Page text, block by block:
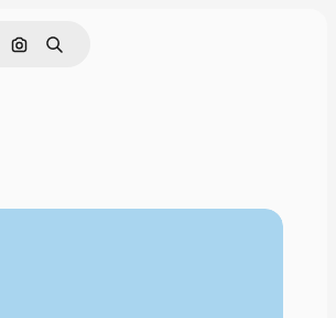
Buscar por imagen
Buscar